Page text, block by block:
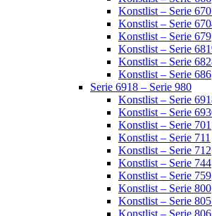
Konstlist – Serie
Konstlist – Serie
Konstlist – Serie 679
Konstlist – Serie
Konstlist – Serie
Konstlist – Serie 686
Serie 6918 – Serie 980
Konstlist – Serie
Konstlist – Serie
Konstlist – Serie 701
Konstlist – Serie 711
Konstlist – Serie 712
Konstlist – Serie 744
Konstlist – Serie 759
Konstlist – Serie 800
Konstlist – Serie
Konstlist – Serie 806